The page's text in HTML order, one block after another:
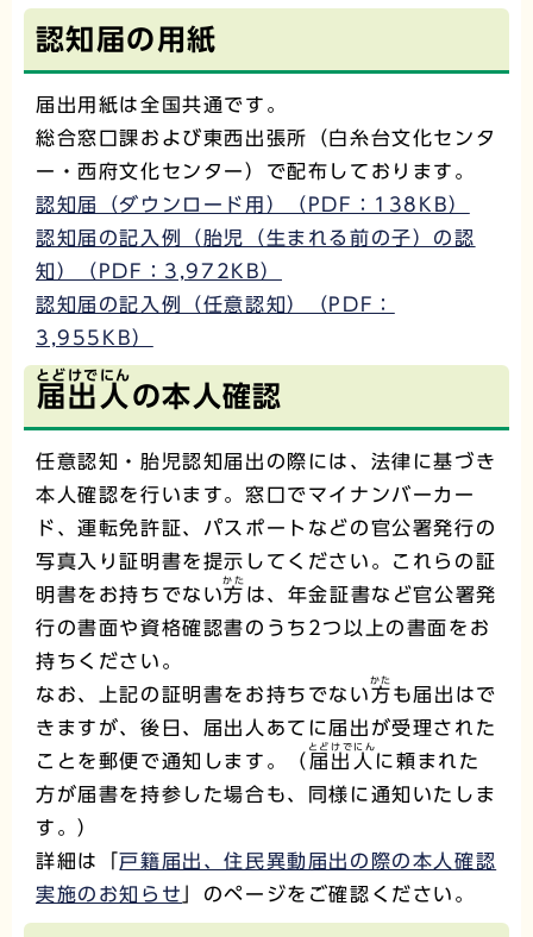
認知届の用紙
届出用紙は全国共通です。
総合窓口課および東西出張所（白糸台文化センタ
ー・西府文化センター）で配布しております。
認知届（ダウンロード用）（PDF：138KB）
認知届の記入例（胎児（生まれる前の子）の認
知）（PDF：3,972KB）
認知届の記入例（任意認知）（PDF：
3,955KB）
届出人
とどけでにん
の本人確認
任意認知・胎児認知届出の際には、法律に基づき
本人確認を行います。窓口でマイナンバーカー
ド、運転免許証、パスポートなどの官公署発行の
写真入り証明書を提示してください。これらの証
明書をお持ちでない方
かた
は、年金証書など官公署発
行の書面や資格確認書のうち2つ以上の書面をお
持ちください。
なお、上記の証明書をお持ちでない方
かた
も届出はで
きますが、後日、届出人あてに届出が受理された
ことを郵便で通知します。（ 届出人
とどけでにん
に頼まれた
方が届書を持参した場合も、同様に通知いたしま
す。）
詳細は「戸籍届出、住民異動届出の際の本人確認
実施のお知らせ
」のページをご確認ください。